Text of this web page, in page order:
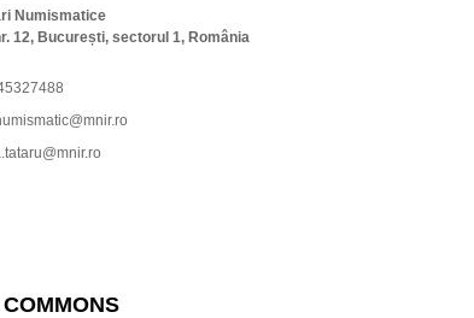
Numismatice
12, București, sectorul 1, România